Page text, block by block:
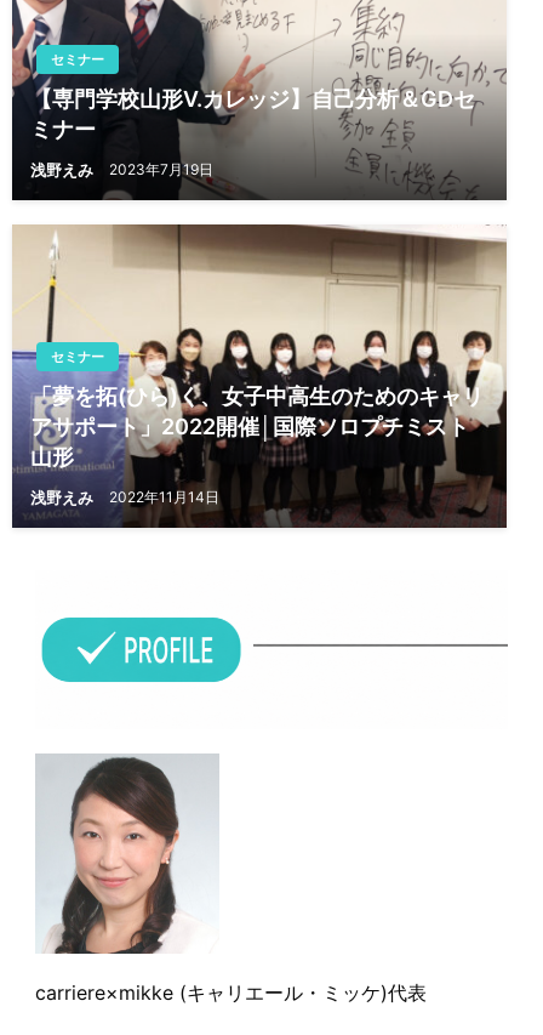
セミナー
【専門学校山形V.カレッジ】自己分析＆GDセ
ミナー
浅野えみ 2023年7月19日
セミナー
「夢を拓(ひら)く、女子中高生のためのキャリ
アサポート」2022開催│国際ソロプチミスト
山形
浅野えみ 2022年11月14日
carriere×mikke (キャリエール・ミッケ)代表